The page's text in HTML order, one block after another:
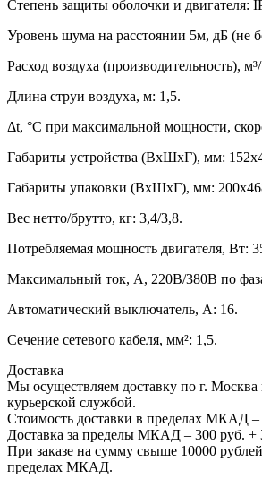
Степень защиты оболочки и двигателя:
Уровень шума на расстоянии 5м, дБ (не
Расход воздуха (производительность),
Длина струи воздуха, м: 1,5.
Δt, °C при максимальной мощности,
Габариты устройства (ВхШхГ), мм:
Габариты упаковки (ВхШхГ), мм:
Вес нетто/брутто, кг: 3,4/3,8.
Потребляемая мощность двигателя, Вт:
Максимальный ток, А, 220В/380В по
Автоматический выключатель, А: 16.
Сечение сетевого кабеля, мм²: 1,5.
Доставка
Мы осуществляем доставку по г.
курьерской службой.
Стоимость доставки в пределах МКАД –
Доставка за пределы МКАД – 300 руб. +
При заказе на сумму свыше 10000
пределах МКАД.